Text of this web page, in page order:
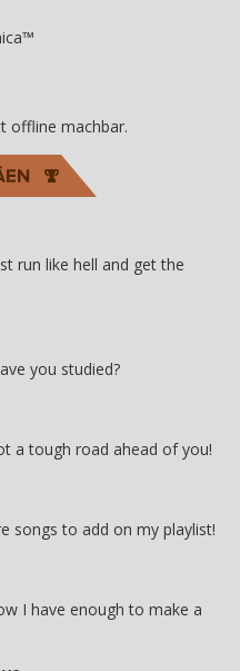
offline machbar.
run like hell and get the
you studied?
a tough road ahead of you!
songs to add on my playlist!
I have enough to make a